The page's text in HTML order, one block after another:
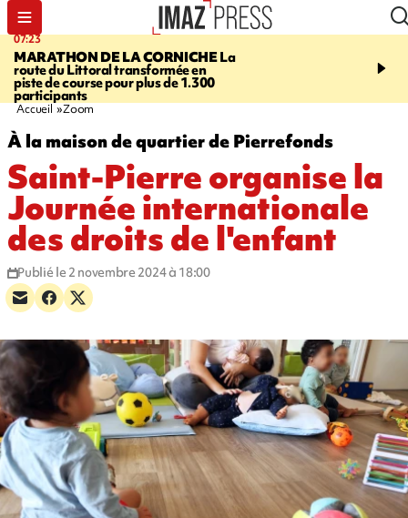
07:23
MARATHON DE LA CORNICHELa
route du Littoral transformée en
piste de course pour plus de 1.300
participants
08:37
braderie de l'océan
Accueil Zoom
À la maison de quartier de Pierrefonds
Saint-Pierre organise la
Journée internationale
des droits de l'enfant
Publié le 2 novembre 2024 à 18:00